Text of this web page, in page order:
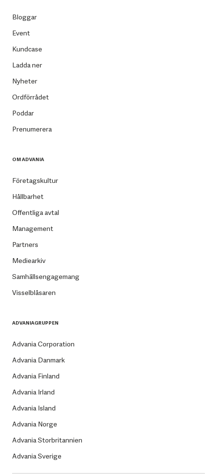
Bloggar
Event
Kundcase
Ladda ner
Nyheter
Ordförrådet
Poddar
Prenumerera
OM ADVANIA
Företagskultur
Hållbarhet
Offentliga avtal
Management
Partners
Mediearkiv
Samhällsengagemang
Visselblåsaren
ADVANIAGRUPPEN
Advania Corporation
Advania Danmark
Advania Finland
Advania Irland
Advania Island
Advania Norge
Advania Storbritannien
Advania Sverige